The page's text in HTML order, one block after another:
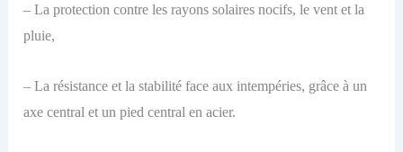
– La protection contre les rayons solaires nocifs, le vent et la
pluie,
– La résistance et la stabilité face aux intempéries, grâce à un
axe central et un pied central en acier.